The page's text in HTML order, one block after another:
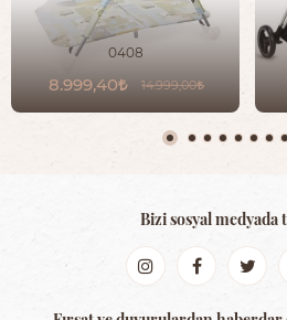
0408
8.999,40 14.999,00
Bizi sosyal medyada